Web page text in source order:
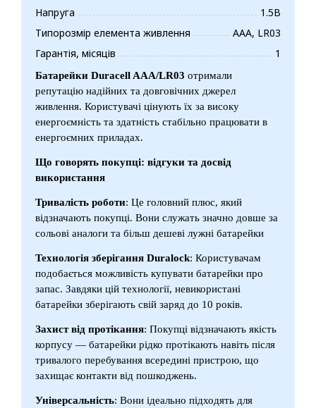
Напруга
1.5В
Типорозмір елемента живлення
ААА, LR03
Гарантія, місяців
1
Батарейки Duracell AAA/LR03 отримали
репутацію надійних та довговічних джерел
живлення. Користувачі цінують їх за високу
енергоємність та здатність стабільно працювати в
енергоємних приладах.
Що говорять покупці: відгуки та досвід
використання
Тривалість роботи: Це головний плюс, який
відзначають покупці. Вони служать значно довше за
сольові аналоги та більш дешеві лужні батарейки
Технологія зберігання Duralock: Користувачам
подобається можливість купувати батарейки про
запас. Завдяки цій технології, невикористані
батарейки зберігають свій заряд до 10 років.
Захист від протікання: Покупці відзначають якість
корпусу — батарейки рідко протікають навіть після
тривалого перебування всередині пристрою, що
захищає контакти від пошкоджень.
Універсальність: Вони ідеально підходять для